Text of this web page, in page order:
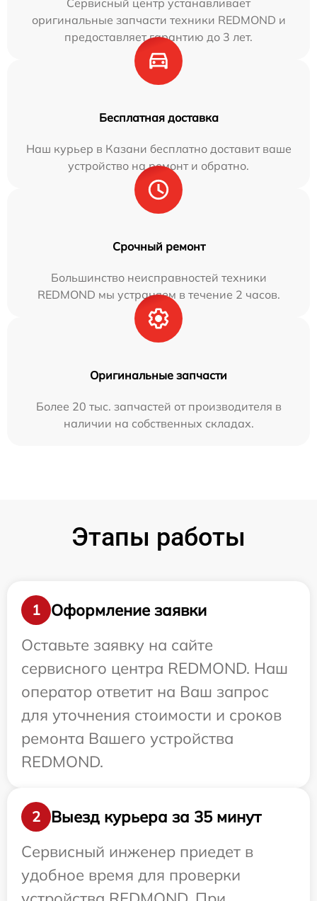
Сервисный центр устанавливает
оригинальные запчасти техники REDMOND и
предоставляет гарантию до 3 лет.
Бесплатная доставка
Наш курьер в Казани бесплатно доставит ваше
устройство на ремонт и обратно.
Срочный ремонт
Большинство неисправностей техники
REDMOND мы устраняем в течение 2 часов.
Оригинальные запчасти
Более 20 тыс. запчастей от производителя в
наличии на собственных складах.
Этапы работы
1
Оформление заявки
Оставьте заявку на сайте
сервисного центра REDMOND. Наш
оператор ответит на Ваш запрос
для уточнения стоимости и сроков
ремонта Вашего устройства
REDMOND.
2
Выезд курьера за 35 минут
Сервисный инженер приедет в
удобное время для проверки